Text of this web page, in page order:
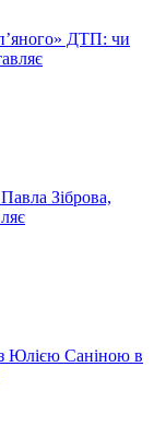
ДТП: чи
Зіброва,
з Юлією Саніною в